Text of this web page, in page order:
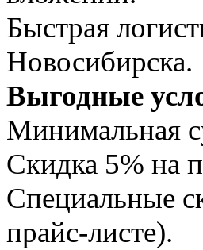
Быстрая
Новосибирска.
Выгодные
Минимальная
Скидка 5% на
Специальные
прайс-листе).